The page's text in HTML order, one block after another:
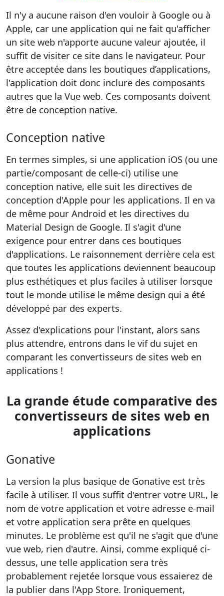
Il n'y a aucune raison d'en vouloir à Google ou à
Apple, car une application qui ne fait qu'afficher
un site web n'apporte aucune valeur ajoutée, il
suffit de visiter ce site dans le navigateur. Pour
être acceptée dans les boutiques d’applications,
l'application doit donc inclure des composants
autres que la Vue web. Ces composants doivent
être de conception native.
Conception native
En termes simples, si une application iOS (ou une
partie/composant de celle-ci) utilise une
conception native, elle suit les directives de
conception d'Apple pour les applications. Il en va
de même pour Android et les directives du
Material Design de Google. Il s'agit d'une
exigence pour entrer dans ces boutiques
d'applications. Le raisonnement derrière cela est
que toutes les applications deviennent beaucoup
plus esthétiques et plus faciles à utiliser lorsque
tout le monde utilise le même design qui a été
développé par des experts.
Assez d'explications pour l'instant, alors sans
plus attendre, entrons dans le vif du sujet en
comparant les convertisseurs de sites web en
applications !
La grande étude comparative des
convertisseurs de sites web en
applications
Gonative
La version la plus basique de Gonative est très
facile à utiliser. Il vous suffit d'entrer votre URL, le
nom de votre application et votre adresse e-mail
et votre application sera prête en quelques
minutes. Le problème est qu'il ne s'agit que d'une
vue web, rien d'autre. Ainsi, comme expliqué ci-
dessus, une telle application sera très
probablement rejetée lorsque vous essaierez de
la publier dans l'App Store. Ironiquement,